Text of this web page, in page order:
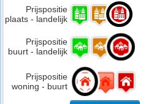
Prijspositie
plaats - landelijk
Prijspositie
buurt - landelijk
Prijspositie
woning - buurt